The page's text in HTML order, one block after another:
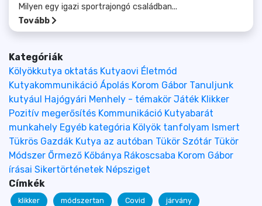
Milyen egy igazi sportrajongó családban...
Tovább
Kategóriák
Kölyökkutya oktatás Kutyaovi Életmód
Kutyakommunikáció Ápolás Korom Gábor Tanuljunk
kutyául Hajógyári Menhely - témakör Játék Klikker
Pozitív megerősítés Kommunikáció Kutyabarát
munkahely Egyéb kategória Kölyök tanfolyam Ismert
Tükrös Gazdák Kutya az autóban Tükör Szótár Tükör
Módszer Őrmező Kőbánya Rákoscsaba Korom Gábor
írásai Sikertörténetek Népsziget
Címkék
klikker módszertan Covid járvány